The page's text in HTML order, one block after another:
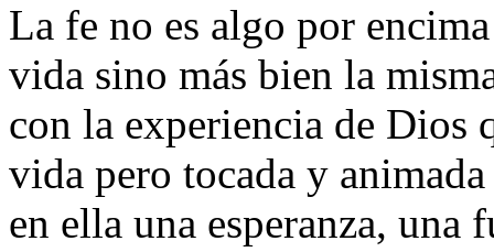
La fe no es algo por
vida sino más bien la
con la experiencia de Dios
vida pero tocada y
en ella una esperanza, una